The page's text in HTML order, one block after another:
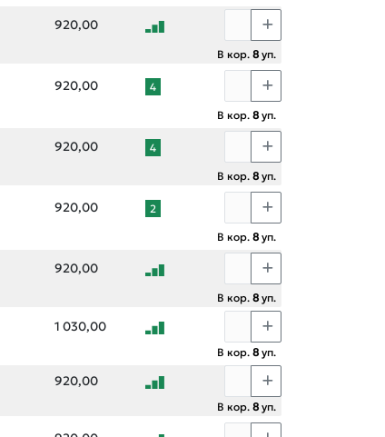
920,00
В кор. 8 уп.
920,00 4
В кор. 8 уп.
920,00 4
В кор. 8 уп.
920,00 2
В кор. 8 уп.
920,00
В кор. 8 уп.
1 030,00
В кор. 8 уп.
920,00
В кор. 8 уп.